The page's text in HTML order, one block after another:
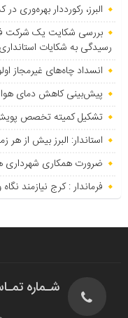
البرز، رکورددار بهره‌وری
بررسی شکایت یک شرکت
رسیدگی به شکایات استانداری
انسداد چاه‌های غیرمجاز
پیش‌بینی کاهش دمای هوا
تشکیل کمیته تخصص پویش
استاندار: البرز بیش از هر
ضرورت همکاری شهرداری
فرماندار : کرج نیازمند
شـماره